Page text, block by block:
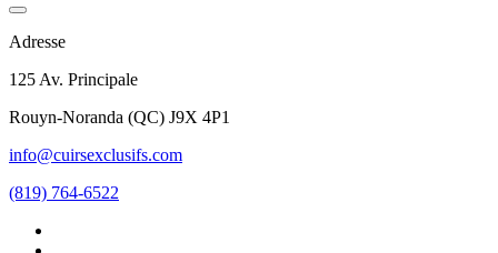
Adresse
125 Av. Principale
Rouyn-Noranda (QC) J9X 4P1
info@cuirsexclusifs.com
(819) 764-6522